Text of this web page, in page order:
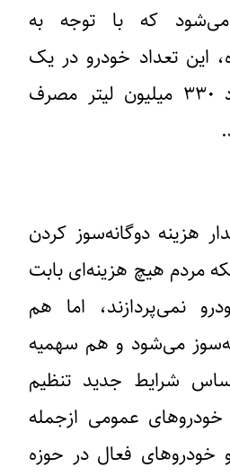
می‌شود که با توجه به
این تعداد خودرو در یک
سال می‌تواند حدود ۳۳۰ میلیون لیتر مصرف
هزینه دوگانه‌سوز کردن
مردم هیچ هزینه‌ای بابت
نمی‌پردازند، اما هم
می‌شود و هم سهمیه
شرایط جدید تنظیم
عمومی ازجمله
خودروهای فعال در حوزه